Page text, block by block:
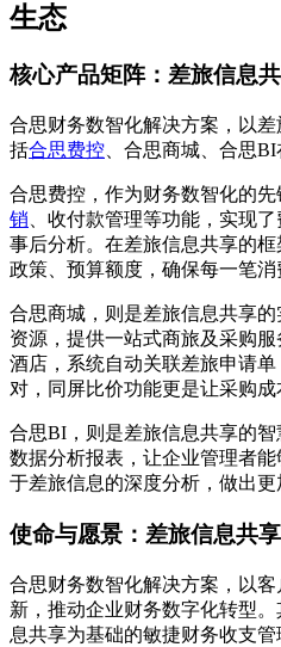
生态
核心产品矩阵：差旅信息
合思财务数智化解决方案，以
括合思费控 、合思商城、合思
合思费控，作为财务数智化的先
销 、收付款管理等功能，实现
事后分析。在差旅信息共享的
政策、预算额度，确保每一笔消
合思商城，则是差旅信息共享
资源，提供一站式商旅及采购服
酒店，系统自动关联差旅申请
对，同屏比价功能更是让采购成
合思BI，则是差旅信息共享的
数据分析报表，让企业管理者
于差旅信息的深度分析，做出更
使命与愿景：差旅信息共
合思财务数智化解决方案，以
新，推动企业财务数字化转型
息共享为基础的敏捷财务收支